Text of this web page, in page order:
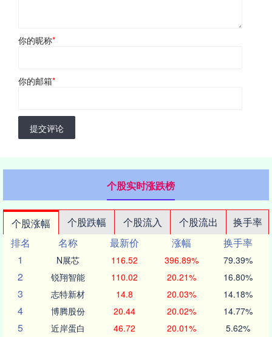
你的昵称*
你的邮箱*
提交评论
个股实时涨跌榜
个股涨幅 个股跌幅 个股流入 个股流出
换手率
排名
名称 最新价 涨幅
换手率
1
N展芯 116.52 396.89% 79.39%
2 锐翔智能 110.02 20.21% 16.80%
3 志特新材 14.8 20.03% 14.18%
4 博腾股份 20.44 20.02% 14.77%
5 近岸蛋白 46.72 20.01% 5.62%